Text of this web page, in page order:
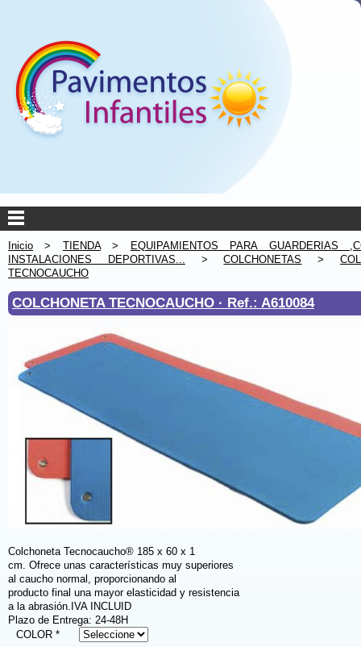
Inicio > TIENDA>
EQUIPAMIENTOS PARA GUARDERIAS
INSTALACIONES DEPORTIVAS... >COLCHONETAS >
TECNOCAUCHO
COLCHONETA TECNOCAUCHO · Ref.: A610084
Colchoneta Tecnocaucho® 185 x 60 x 1
cm. Ofrece unas características muy superiores
al caucho normal, proporcionando al
producto final una mayor elasticidad y resistencia
a la abrasión.IVA INCLUID
Plazo de Entrega: 24-48H
COLOR *